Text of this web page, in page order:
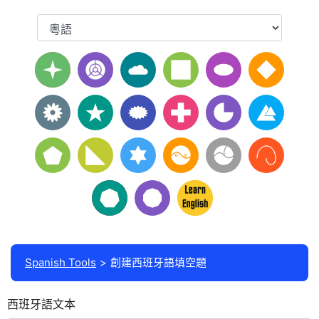
Spanish Tools 創建西班牙語填空題
西班牙語文本